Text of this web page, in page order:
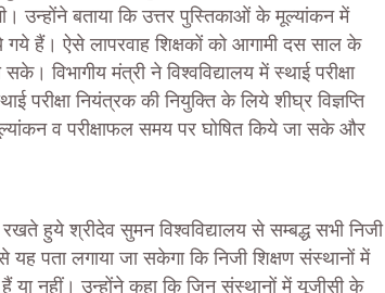
उन्होंने बताया कि उत्तर पुस्तिकाओं के मूल्यांकन में
गये हैं। ऐसे लापरवाह शिक्षकों को आगामी दस साल के
विभागीय मंत्री ने विश्वविद्यालय में स्थाई परीक्षा
परीक्षा नियंत्रक की नियुक्ति के लिये शीघ्र विज्ञप्ति
व परीक्षाफल समय पर घोषित किये जा सके और
रखते हुये श्रीदेव सुमन विश्वविद्यालय से सम्बद्ध सभी निजी
यह पता लगाया जा सकेगा कि निजी शिक्षण संस्थानों में
या नहीं। उन्होंने कहा कि जिन संस्थानों में यूजीसी के